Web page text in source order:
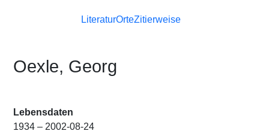
LiteraturOrteZitierweise
Oexle, Georg
Lebensdaten
1934 – 2002-08-24